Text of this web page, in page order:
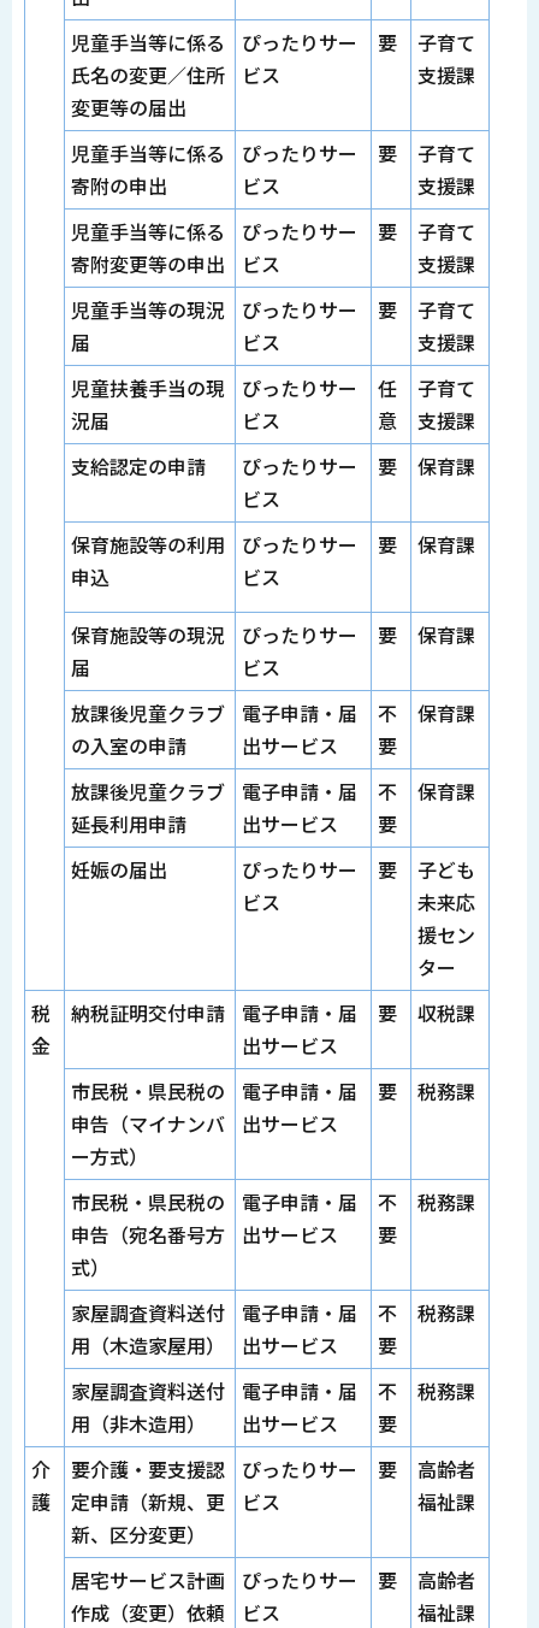
児童手当等に係る
氏名の変更／住所
変更等の届出
ぴったりサー
ビス
要
子育て
支援課
児童手当等に係る
寄附の申出
ぴったりサー
ビス
要
子育て
支援課
児童手当等に係る
寄附変更等の申出
ぴったりサー
ビス
要
子育て
支援課
児童手当等の現況
届
ぴったりサー
ビス
要
子育て
支援課
児童扶養手当の現
況届
ぴったりサー
ビス
任
意
子育て
支援課
支給認定の申請
ぴったりサー
ビス
要 保育課
保育施設等の利用
申込
ぴったりサー
ビス
要 保育課
保育施設等の現況
届
ぴったりサー
ビス
要 保育課
放課後児童クラブ
の入室の申請
電子申請・届
出サービス
不
要
保育課
放課後児童クラブ
延長利用申請
電子申請・届
出サービス
不
要
保育課
妊娠の届出
ぴったりサー
ビス
要
子ども
未来応
援セン
ター
税
金
納税証明交付申請
電子申請・届
出サービス
要 収税課
市民税・県民税の
申告（マイナンバ
ー方式）
電子申請・届
出サービス
要 税務課
市民税・県民税の
申告（宛名番号方
式）
電子申請・届
出サービス
不
要
税務課
家屋調査資料送付
用（木造家屋用）
電子申請・届
出サービス
不
要
税務課
家屋調査資料送付
用（非木造用）
電子申請・届
出サービス
不
要
税務課
介
護
要介護・要支援認
定申請（新規、更
新、区分変更）
ぴったりサー
ビス
要
高齢者
福祉課
居宅サービス計画
作成（変更）依頼
ぴったりサー
ビス
要
高齢者
福祉課